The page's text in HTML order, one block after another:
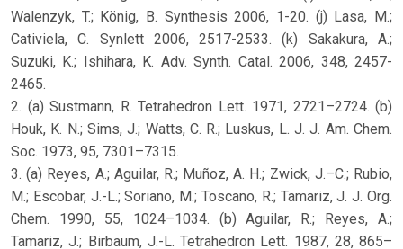
Walenzyk, T.; König, B. Synthesis 2006, 1-20. (j) Lasa, M.;
Cativiela, C. Synlett 2006, 2517-2533. (k) Sakakura, A.;
Suzuki, K.; Ishihara, K. Adv. Synth. Catal. 2006, 348, 2457-
2465.
2. (a) Sustmann, R. Tetrahedron Lett. 1971, 2721–2724. (b)
Houk, K. N.; Sims, J.; Watts, C. R.; Luskus, L. J. J. Am. Chem.
Soc. 1973, 95, 7301–7315.
3. (a) Reyes, A.; Aguilar, R.; Muñoz, A. H.; Zwick, J.–C.; Rubio,
M.; Escobar, J.-L.; Soriano, M.; Toscano, R.; Tamariz, J. J. Org.
Chem. 1990, 55, 1024–1034. (b) Aguilar, R.; Reyes, A.;
Tamariz, J.; Birbaum, J.-L. Tetrahedron Lett. 1987, 28, 865–